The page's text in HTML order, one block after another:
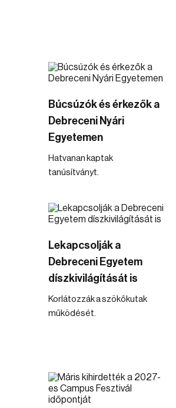
Búcsúzók és érkezők a
Debreceni Nyári
Egyetemen
Hatvanan kaptak
tanúsítványt.
Lekapcsolják a
Debreceni Egyetem
díszkivilágítását is
Korlátozzák a szökőkutak
működését.